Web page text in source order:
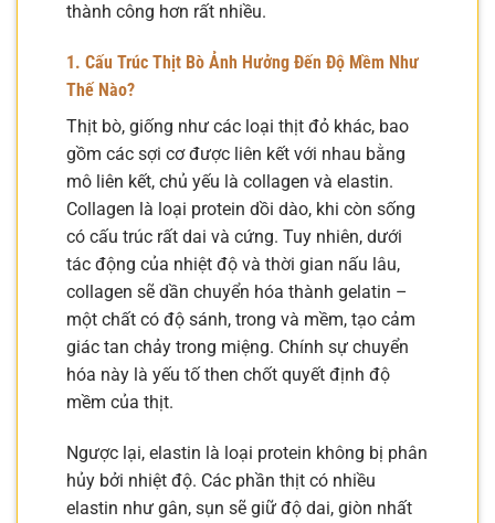
thành công hơn rất nhiều.
1. Cấu Trúc Thịt Bò Ảnh Hưởng Đến Độ Mềm Như
Thế Nào?
Thịt bò, giống như các loại thịt đỏ khác, bao
gồm các sợi cơ được liên kết với nhau bằng
mô liên kết, chủ yếu là collagen và elastin.
Collagen là loại protein dồi dào, khi còn sống
có cấu trúc rất dai và cứng. Tuy nhiên, dưới
tác động của nhiệt độ và thời gian nấu lâu,
collagen sẽ dần chuyển hóa thành gelatin –
một chất có độ sánh, trong và mềm, tạo cảm
giác tan chảy trong miệng. Chính sự chuyển
hóa này là yếu tố then chốt quyết định độ
mềm của thịt.
Ngược lại, elastin là loại protein không bị phân
hủy bởi nhiệt độ. Các phần thịt có nhiều
elastin như gân, sụn sẽ giữ độ dai, giòn nhất